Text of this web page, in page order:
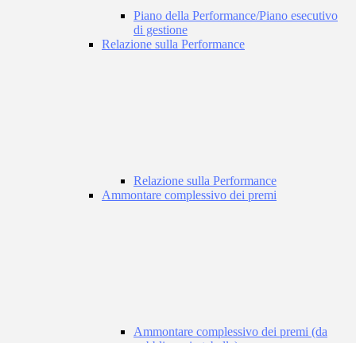
Piano della Performance/Piano esecutivo
di gestione
Relazione sulla Performance
Relazione sulla Performance
Ammontare complessivo dei premi
Ammontare complessivo dei premi (da